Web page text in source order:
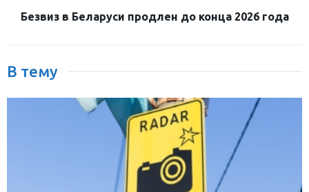
Безвиз в Беларуси продлен до конца 2026 года
В тему